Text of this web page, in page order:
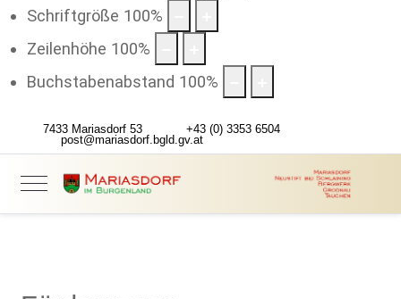
Schriftgröße 100%
Zeilenhöhe 100%
Buchstabenabstand 100%
7433 Mariasdorf 53
+43 (0) 3353 6504
post@mariasdorf.bgld.gv.at